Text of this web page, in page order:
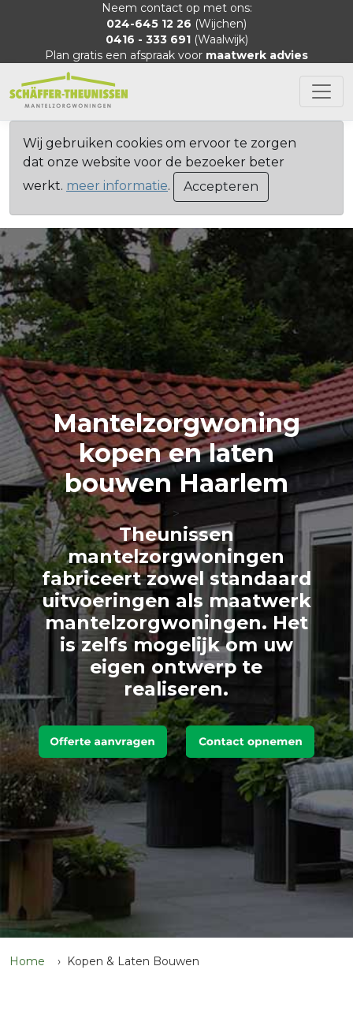
Neem contact op met ons:
024-645 12 26 (Wijchen)
0416 - 333 691(Waalwijk)
Plan gratis een afspraak voor maatwerk advies
Wij gebruiken cookies om ervoor te zorgen
dat onze website voor de bezoeker beter
werkt. meer informatie. Accepteren
Mantelzorgwoning
kopen en laten
bouwen Haarlem
>
Theunissen
mantelzorgwoningen
fabriceert zowel standaard
uitvoeringen als maatwerk
mantelzorgwoningen. Het
is zelfs mogelijk om uw
eigen ontwerp te
realiseren.
Home Kopen & Laten Bouwen